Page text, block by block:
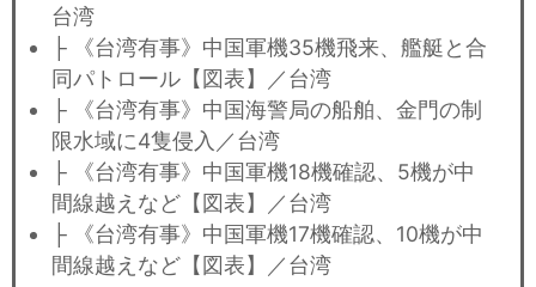
台湾
├ 《台湾有事》中国軍機35機飛来、艦艇と合
同パトロール【図表】／台湾
├ 《台湾有事》中国海警局の船舶、金門の制
限水域に4隻侵入／台湾
├ 《台湾有事》中国軍機18機確認、5機が中
間線越えなど【図表】／台湾
├ 《台湾有事》中国軍機17機確認、10機が中
間線越えなど【図表】／台湾